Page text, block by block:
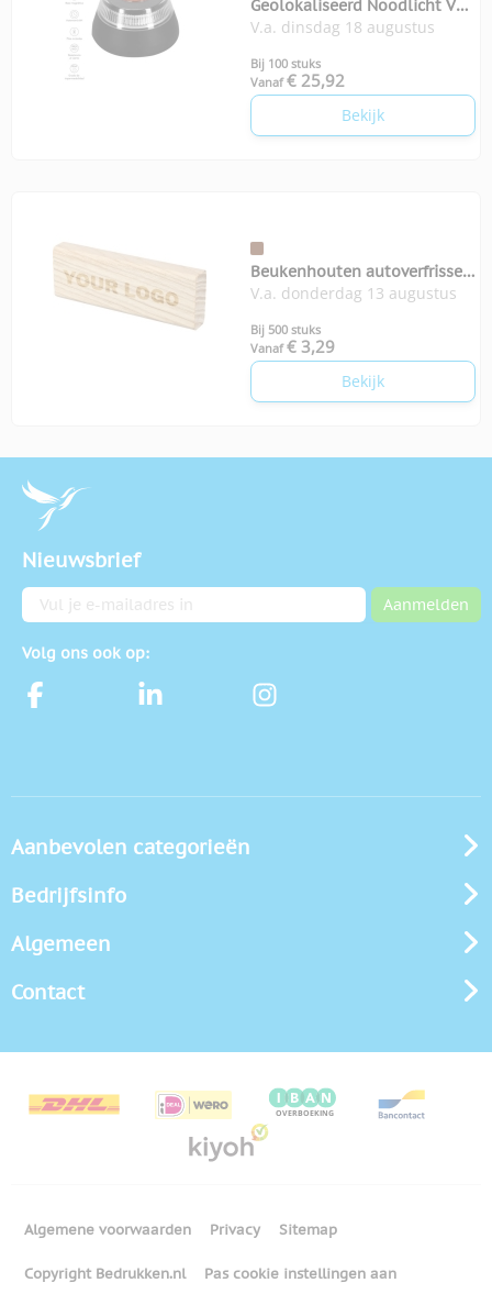
Geolokaliseerd Noodlicht V16
Kershaw
V.a. dinsdag 18 augustus
Bij 100 stuks
Vanaf € 25,92
Bekijk
Beukenhouten autoverfrisser
Kezia
V.a. donderdag 13 augustus
Bij 500 stuks
Vanaf € 3,29
Bekijk
Nieuwsbrief
E-mailadres Aanmelden
Volg ons ook op:
Aanbevolen categorieën
Bedrijfsinfo
Algemeen
Contact
Algemene voorwaarden Privacy Sitemap
Copyright Bedrukken.nl Pas cookie instellingen aan